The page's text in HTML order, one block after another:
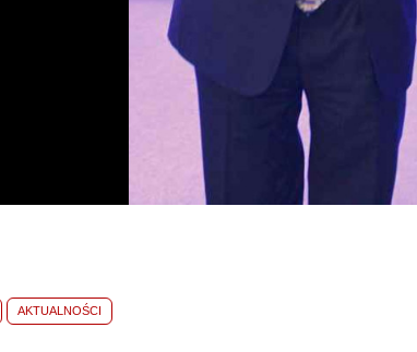
AKTUALNOŚCI